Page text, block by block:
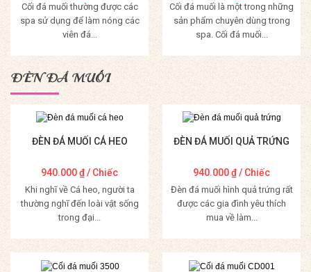
Cối đá muối thường được các
spa sử dụng để làm nóng các
viên đá...
Mua Hàng
Cối đá muối là một trong những
sản phẩm chuyên dùng trong
spa. Cối đá muối...
Mua Hàng
ĐÈN ĐÁ MUỐI
ĐÈN ĐÁ MUỐI CÁ HEO
940.000₫/ Chiếc
Khi nghĩ về Cá heo, người ta
thường nghĩ đến loài vật sống
trong đại...
Mua Hàng
ĐÈN ĐÁ MUỐI QUẢ TRỨNG
940.000₫/ Chiếc
Đèn đá muối hình quả trứng rất
được các gia đình yêu thích
mua về làm...
Mua Hàng